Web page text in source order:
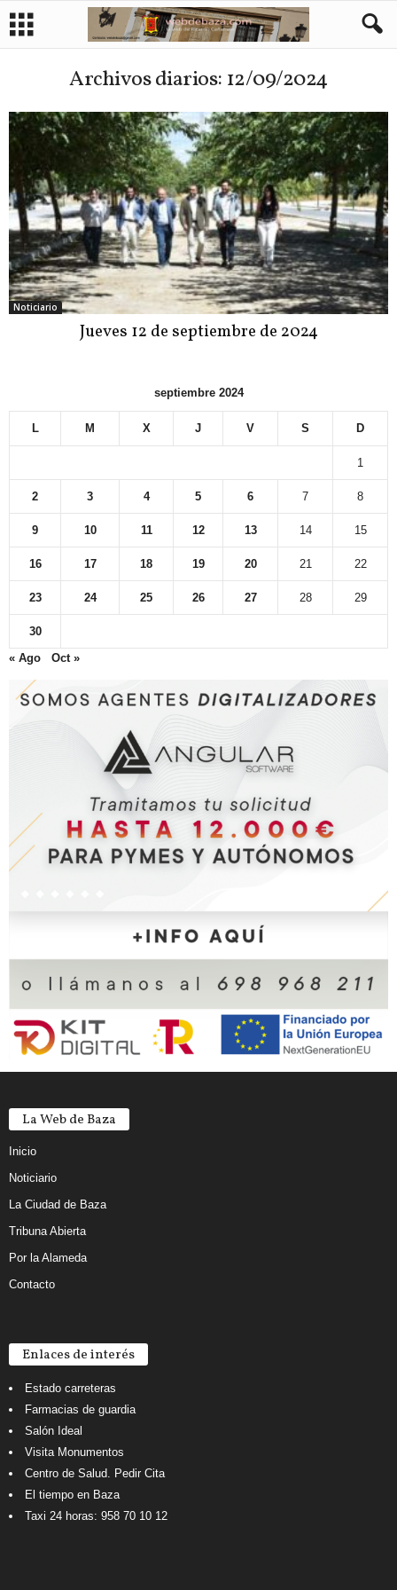
Archivos diarios: 12/09/2024
Noticiario
Jueves 12 de septiembre de 2024
septiembre 2024
L M X J V S D
1
2 3 4 5 6 7 8
9 10 11 12 13 14 15
16 17 18 19 20 21 22
23 24 25 26 27 28 29
30
« Ago
Oct »
La Web de Baza
Inicio
Noticiario
La Ciudad de Baza
Tribuna Abierta
Por la Alameda
Contacto
Enlaces de interés
Estado carreteras
Farmacias de guardia
Salón Ideal
Visita Monumentos
Centro de Salud. Pedir Cita
El tiempo en Baza
Taxi 24 horas: 958 70 10 12